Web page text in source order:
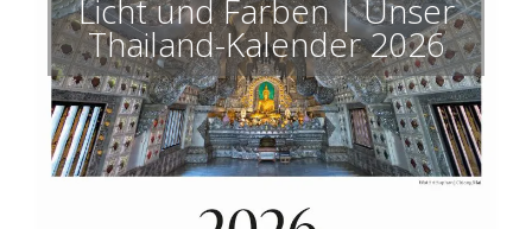
Licht und Farben | Unser
Thailand-Kalender 2026